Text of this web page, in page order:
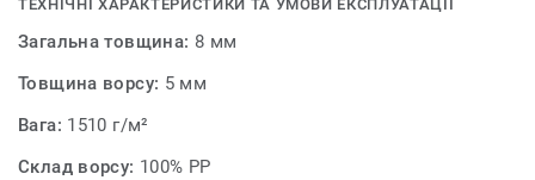
ТЕХНІЧНІ ХАРАКТЕРИСТИКИ ТА УМОВИ ЕКСПЛУАТАЦІЇ
Загальна товщина: 8 мм
Товщина ворсу: 5 мм
Вага: 1510 г/м²
Склад ворсу: 100% PP